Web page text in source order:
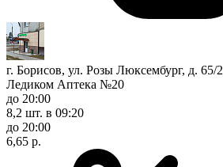
г. Борисов, ул. Розы Люксембург, д. 65/2
Ледиком Аптека №20
до 20:00
8,2 шт. в 09:20
до 20:00
6,65 р.